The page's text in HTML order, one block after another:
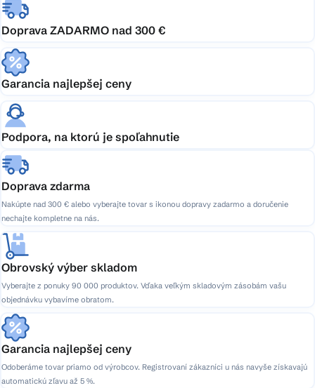
Doprava ZADARMO nad 300 €
Garancia najlepšej ceny
Podpora, na ktorú je spoľahnutie
Doprava zdarma
Nakúpte nad 300 € alebo vyberajte tovar s ikonou dopravy zadarmo a doručenie
nechajte kompletne na nás.
Obrovský výber skladom
Vyberajte z ponuky 90 000 produktov. Vďaka veľkým skladovým zásobám vašu
objednávku vybavíme obratom.
Garancia najlepšej ceny
Odoberáme tovar priamo od výrobcov. Registrovaní zákazníci u nás navyše získavajú
automatickú zľavu až 5 %.